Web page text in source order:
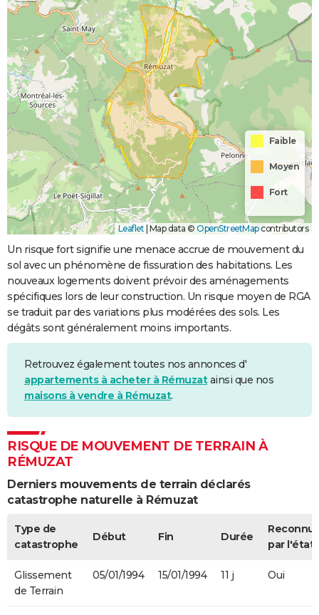
Faible
Moyen
Fort
Leaflet Map data © OpenStreetMapcontributors
Un risque fort signifie une menace accrue de mouvement du
sol avec un phénomène de fissuration des habitations. Les
nouveaux logements doivent prévoir des aménagements
spécifiques lors de leur construction. Un risque moyen de RGA
se traduit par des variations plus modérées des sols. Les
dégâts sont généralement moins importants.
Retrouvez également toutes nos annonces d'
appartements à acheter à Rémuzatainsi que nos
maisons à vendre à Rémuzat.
RISQUE DE MOUVEMENT DE TERRAIN À
RÉMUZAT
Derniers mouvements de terrain déclarés
catastrophe naturelle à Rémuzat
Type de
catastrophe
Début Fin Durée
par l'état
Glissement
de Terrain
05/01/1994 15/01/1994 11 j Oui